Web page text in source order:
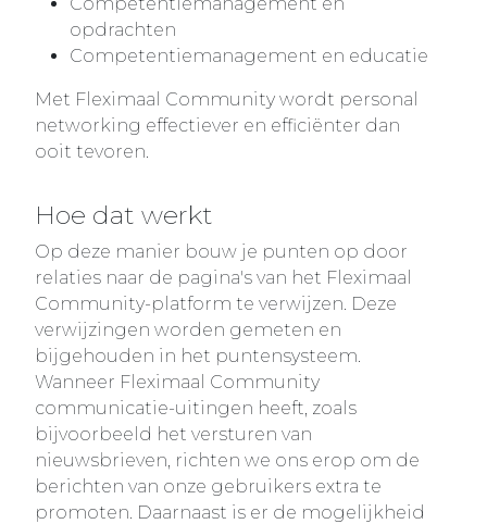
opdrachten
Competentiemanagement en educatie
Met Fleximaal Community wordt personal
networking effectiever en efficiënter dan
ooit tevoren.
Hoe dat werkt
Op deze manier bouw je punten op door
relaties naar de pagina's van het Fleximaal
Community-platform te verwijzen. Deze
verwijzingen worden gemeten en
bijgehouden in het puntensysteem.
Wanneer Fleximaal Community
communicatie-uitingen heeft, zoals
bijvoorbeeld het versturen van
nieuwsbrieven, richten we ons erop om de
berichten van onze gebruikers extra te
promoten. Daarnaast is er de mogelijkheid